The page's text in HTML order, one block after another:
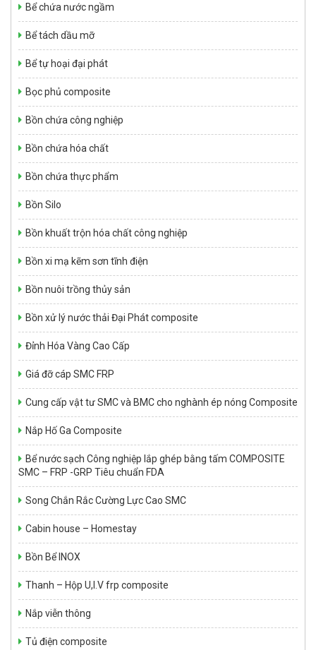
Bể chứa nước ngầm
Bể tách dầu mỡ
Bể tự hoại đại phát
Bọc phủ composite
Bồn chứa công nghiệp
Bồn chứa hóa chất
Bồn chứa thực phẩm
Bồn Silo
Bồn khuất trộn hóa chất công nghiệp
Bồn xi mạ kẽm sơn tĩnh điện
Bồn nuôi trồng thủy sản
Bồn xử lý nước thải Đại Phát composite
Đỉnh Hóa Vàng Cao Cấp
Giá đỡ cáp SMC FRP
Cung cấp vật tư SMC và BMC cho nghành ép nóng Composite
Nắp Hố Ga Composite
Bể nước sạch Công nghiệp lắp ghép bằng tấm COMPOSITE
SMC – FRP -GRP Tiêu chuẩn FDA
Song Chắn Rắc Cường Lực Cao SMC
Cabin house – Homestay
Bồn Bể INOX
Thanh – Hộp U,I.V frp composite
Nắp viễn thông
Tủ điện composite
Hợp Chất SMC – TMC – BMC
Giá: Liên hệ
Giá: Liên hệ
Bể tự hoại Septic tank 1,5 m3